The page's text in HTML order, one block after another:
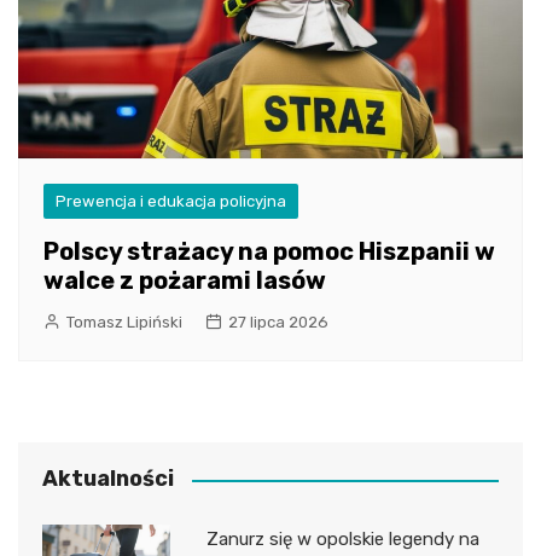
Prewencja i edukacja policyjna
Polscy strażacy na pomoc Hiszpanii w
walce z pożarami lasów
Tomasz Lipiński 27 lipca 2026
Aktualności
Zanurz się w opolskie legendy na